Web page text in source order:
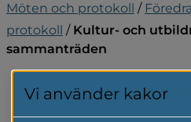
Möten och protokoll /
protokoll / Kultur- och
sammanträden
Vi använder kakor